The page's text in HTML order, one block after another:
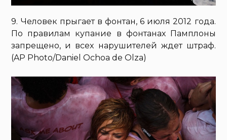
9. Человек прыгает в фонтан, 6 июля 2012 года.
По правилам купание в фонтанах Памплоны
запрещено, и всех нарушителей ждет штраф.
(AP Photo/Daniel Ochoa de Olza)